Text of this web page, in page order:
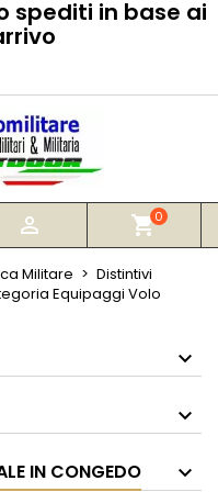
spediti in base ai
 shopping_cart0
Militare
Distintivi
Equipaggi Volo
IN CONGEDO
Crea lista dei desideri
per salvare dei
Annulla